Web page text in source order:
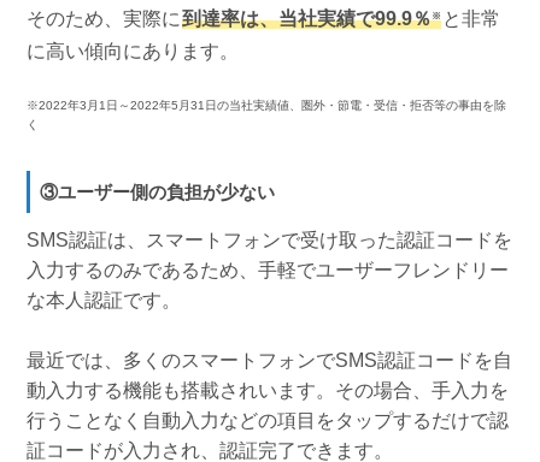
そのため、実際に到達率は、当社実績で99.9％※ と非常
に高い傾向にあります。
※2022年3月1日～2022年5月31日の当社実績値、圏外・節電・受信・拒否等の事由を除
く
③ユーザー側の負担が少ない
SMS認証は、スマートフォンで受け取った認証コードを
入力するのみであるため、手軽でユーザーフレンドリー
な本人認証です。
最近では、多くのスマートフォンでSMS認証コードを自
動入力する機能も搭載されいます。その場合、手入力を
行うことなく自動入力などの項目をタップするだけで認
証コードが入力され、認証完了できます。